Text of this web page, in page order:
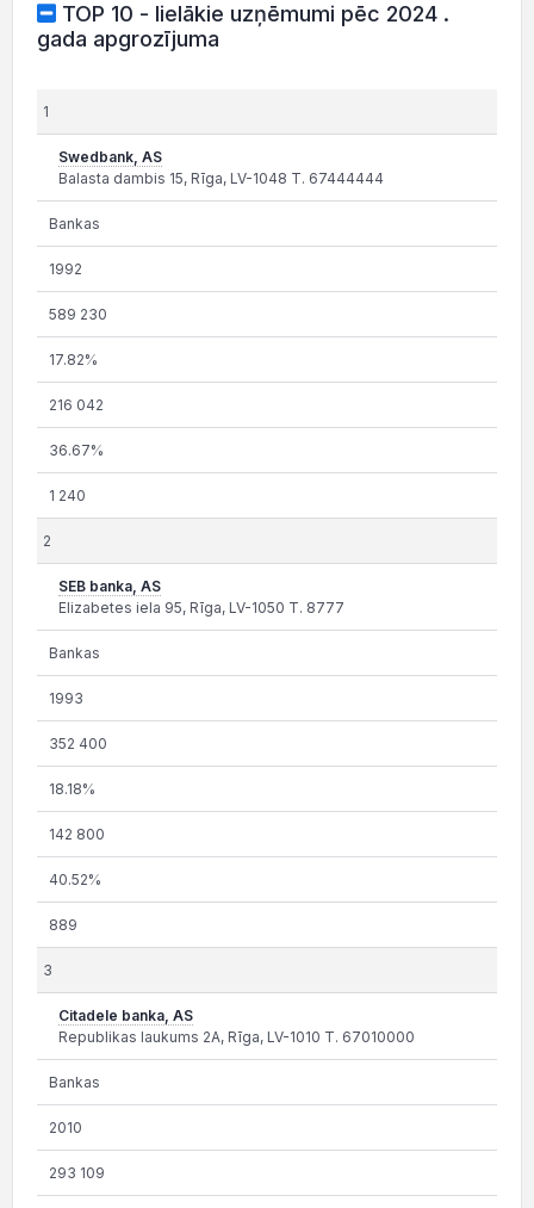
TOP 10 - lielākie uzņēmumi pēc 2024 .
gada apgrozījuma
1
Swedbank, AS
Balasta dambis 15, Rīga, LV-1048 T. 67444444
Bankas
1992
589 230
17.82%
216 042
36.67%
1 240
2
SEB banka, AS
Elizabetes iela 95, Rīga, LV-1050 T. 8777
Bankas
1993
352 400
18.18%
142 800
40.52%
889
3
Citadele banka, AS
Republikas laukums 2A, Rīga, LV-1010 T. 67010000
Bankas
2010
293 109